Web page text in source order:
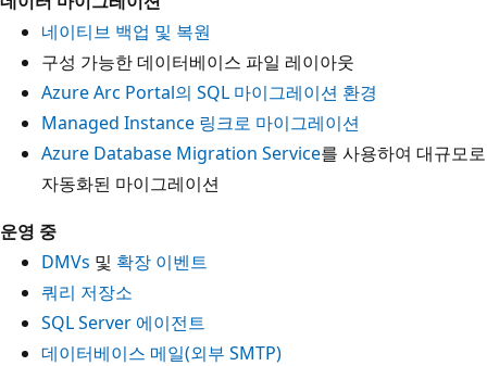
네이티브 백업 및 복원
구성 가능한 데이터베이스 파일 레이아웃
Azure Arc Portal의 SQL 마이그레이션 환경
Managed Instance 링크로 마이그레이션
Azure Database Migration Service를 사용하여 대규모로
자동화된 마이그레이션
운영 중
DMVs 및 확장 이벤트
쿼리 저장소
SQL Server 에이전트
데이터베이스 메일(외부 SMTP)